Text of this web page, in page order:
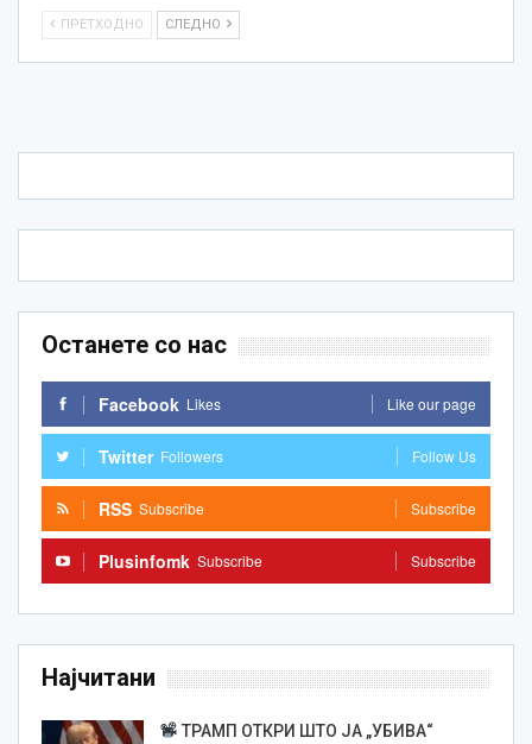
ПРЕТХОДНО СЛЕДНО
Останете со нас
Facebook Likes Like our page
Twitter Followers Follow Us
RSS Subscribe Subscribe
Plusinfomk Subscribe Subscribe
Најчитани
ТРАМП ОТКРИ ШТО ЈА „УБИВА“